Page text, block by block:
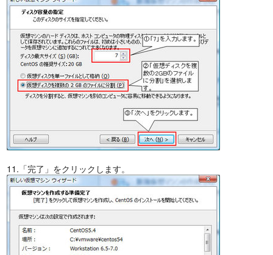
11.「完了」をクリックします。